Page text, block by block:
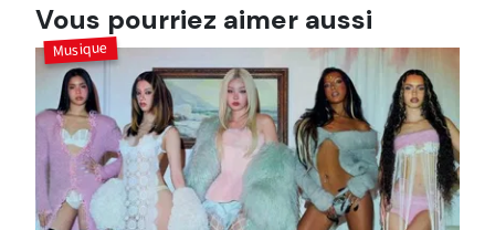
Vous pourriez aimer aussi
Musique